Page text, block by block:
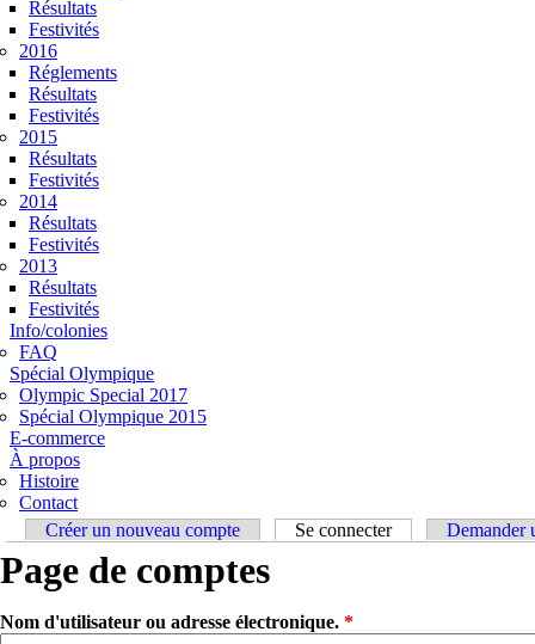
Résultats
Festivités
2016
Réglements
Résultats
Festivités
2015
Résultats
Festivités
2014
Résultats
Festivités
2013
Résultats
Festivités
Info/colonies
FAQ
Spécial Olympique
Olympic Special 2017
Spécial Olympique 2015
E-commerce
À propos
Histoire
Contact
Onglets principaux
Créer un nouveau compte Se connecter(onglet actif)Demander
Page de comptes
Nom d'utilisateur ou adresse électronique. *